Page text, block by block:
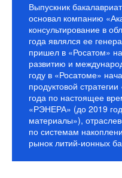
Выпускник
основал компанию
консультирование в
года являлся ее
пришел в «Росатом»
развитию и
году в «Росатоме»
продуктовой
года по настоящее
«РЭНЕРА» (до 2019
материалы»),
по системам
рынок литий-ионных